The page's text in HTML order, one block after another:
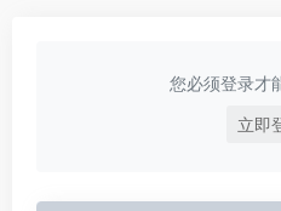
您必须登录才
立即